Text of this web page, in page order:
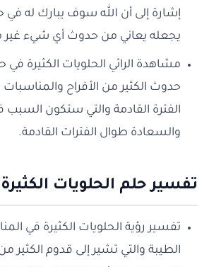
إشارة إلى أن الله سوف يبارك له في
يجعله يعاني من حدوث أي شيء غير
مشاهدة الرائي الحلويات الكثيرة في
حدوث الكثير من الأفراح
الفترة القادمة والتي ستكون
والسعادة طوال الفترات القادمة.
تفسير حلم الحلويات الكثيرة
تفسير رؤية الحلويات الكثيرة في
الطيبة والتي تشير إلى قدوم الكثير